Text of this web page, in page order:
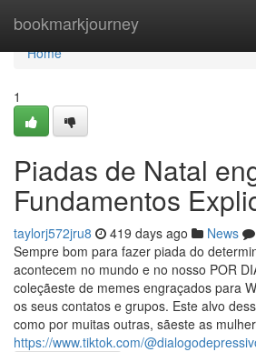
bookmarkjourney
Home
Home
1
Piadas de Natal
Fundamentos
taylorj572jru8 419 days ago News
Sempre bom para fazer piada do
acontecem no mundo e no nosso POR
coleçãeste de memes engraçados para
os seus contatos e grupos. Este alvo
como por muitas outras, sãeste as
https://www.tiktok.com/